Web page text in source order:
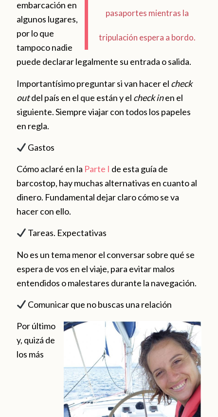
pasaportes mientras la
tripulación espera a bordo.
embarcación en
algunos lugares,
por lo que
tampoco nadie
puede declarar legalmente su entrada o salida.
Importantísimo preguntar si van hacer el check
outdel país en el que están y el check inen el
siguiente. Siempre viajar con todos los papeles
en regla.
Gastos
Cómo aclaré en la Parte I de esta guía de
barcostop, hay muchas alternativas en cuanto al
dinero. Fundamental dejar claro cómo se va
hacer con ello.
Tareas. Expectativas
No es un tema menor el conversar sobre qué se
espera de vos en el viaje, para evitar malos
entendidos o malestares durante la navegación.
Comunicar que no buscas una relación
Por último
y, quizá de
los más